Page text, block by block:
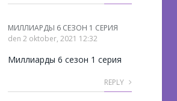
МИЛЛИАРДЫ 6 СЕЗОН 1 СЕРИЯ
den 2 oktober, 2021 12:32
Миллиарды 6 сезон 1 серия
REPLY